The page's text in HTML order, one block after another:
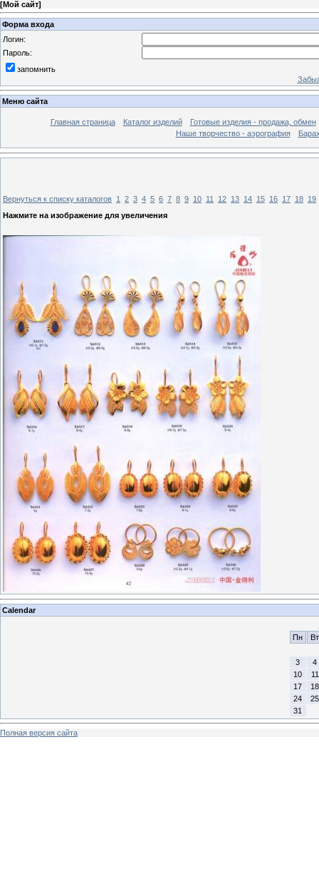
[Мой сайт]
Форма входа
Логин:
Пароль:
запомнить
Меню сайта
Главная страница Каталог изделий
Готовые изделия - продажа, обмен
Наше творчество - аэрография
Вернуться к списку каталогов 1 2 3 4 5 6 7 8 9 10 11 12 13 14 15 16 17 18 19
Нажмите на изображение для увеличения
Calendar
Пн
Вт
3
4
10
11
17
18
24
25
31
Полная версия сайта